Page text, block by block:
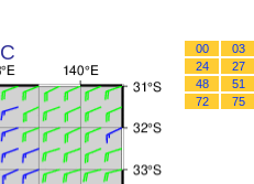
00 03
24
27
48
51
72
75